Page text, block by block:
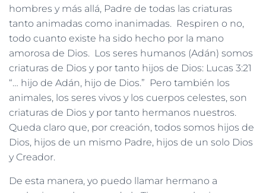
hombres y más allá, Padre de todas las criaturas
tanto animadas como inanimadas. Respiren o no,
todo cuanto existe ha sido hecho por la mano
amorosa de Dios. Los seres humanos (Adán) somos
criaturas de Dios y por tanto hijos de Dios: Lucas 3:21
“… hijo de Adán, hijo de Dios.” Pero también los
animales, los seres vivos y los cuerpos celestes, son
criaturas de Dios y por tanto hermanos nuestros.
Queda claro que, por creación, todos somos hijos de
Dios, hijos de un mismo Padre, hijos de un solo Dios
y Creador.
De esta manera, yo puedo llamar hermano a